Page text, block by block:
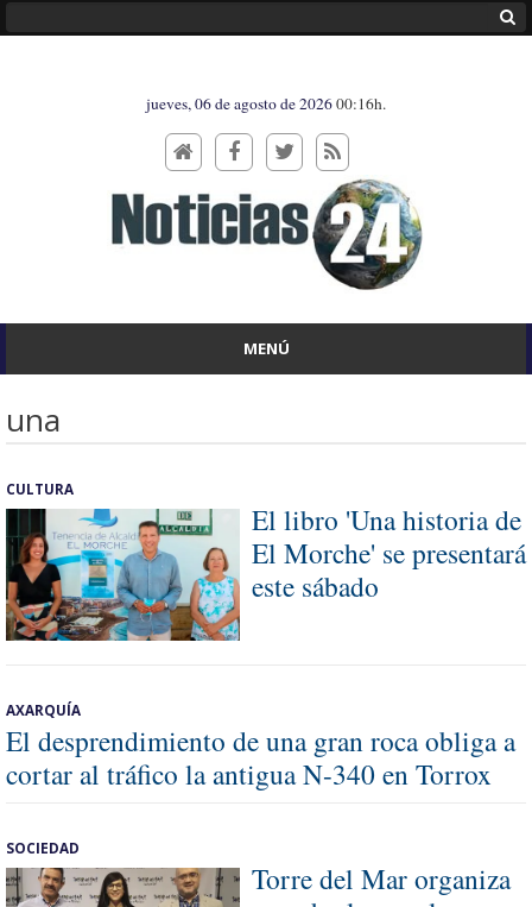
jueves, 06 de agosto de 202600:16h.
MENÚ
una
CULTURA
El libro 'Una historia de
El Morche' se presentará
este sábado
AXARQUÍA
El desprendimiento de una gran roca obliga a
cortar al tráfico la antigua N-340 en Torrox
SOCIEDAD
Torre del Mar organiza